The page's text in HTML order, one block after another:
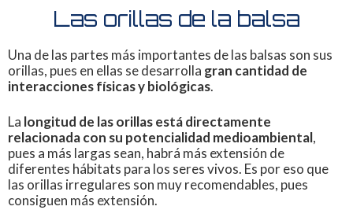
Las orillas de la balsa
Una de las partes más importantes de las balsas son sus
orillas, pues en ellas se desarrolla gran cantidad de
interacciones físicas y biológicas.
La longitud de las orillas está directamente
relacionada con su potencialidad medioambiental,
pues a más largas sean, habrá más extensión de
diferentes hábitats para los seres vivos. Es por eso que
las orillas irregulares son muy recomendables, pues
consiguen más extensión.